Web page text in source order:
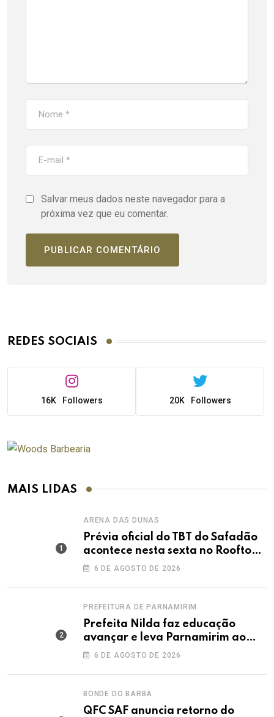
Salvar meus dados neste navegador para a
próxima vez que eu comentar.
REDES SOCIAIS
16K Followers 20K Followers
MAIS LIDAS
ARENA DAS DUNAS
Prévia oficial do TBT do Safadão
acontece nesta sexta no Rooftop
Dunas
6 DE AGOSTO DE 2026
PREFEITURA DE PARNAMIRIM
Prefeita Nilda faz educação
avançar e leva Parnamirim ao
maior IDEB da história dos anos
6 DE AGOSTO DE 2026
BONDE DO BARBA
QFC SAF anuncia retorno do